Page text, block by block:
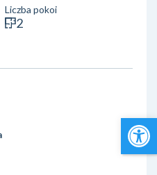
wygodnym dostępem do
na osiedlu Słoneczne
dla Ciebie!
po pracy i
Liczba pokoi
2